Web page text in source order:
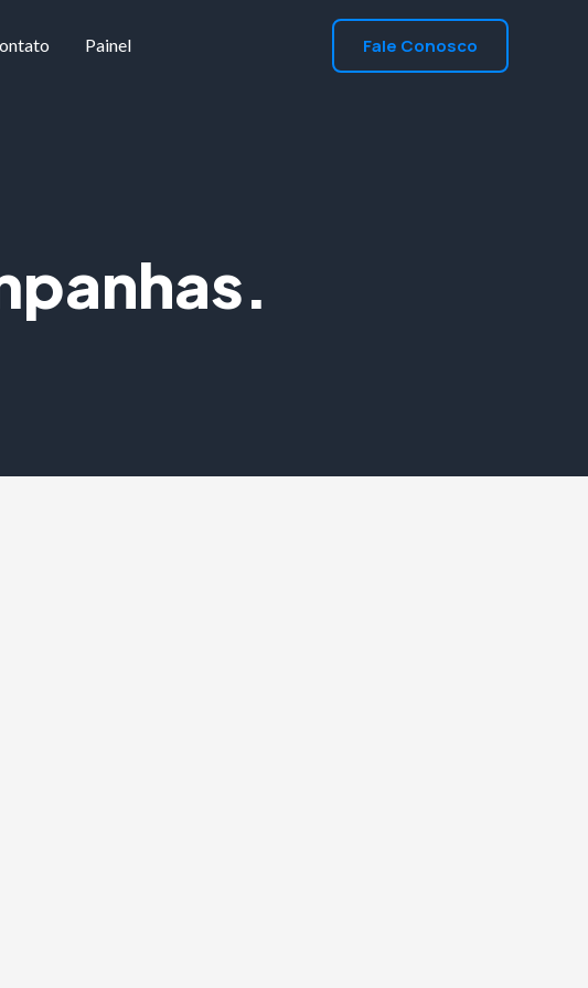
Painel Fale Conosco